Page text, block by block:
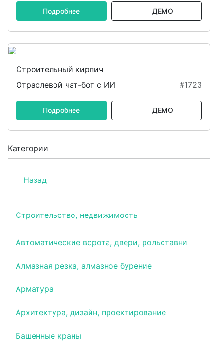
Категории
Назад
Строительство, недвижимость
Автоматические ворота, двери, рольставни
Алмазная резка, алмазное бурение
Арматура
Архитектура, дизайн, проектирование
Башенные краны
Подробнее ДЕМО
Строительный кирпич
Отраслевой чат-бот с ИИ
#1723
Подробнее ДЕМО